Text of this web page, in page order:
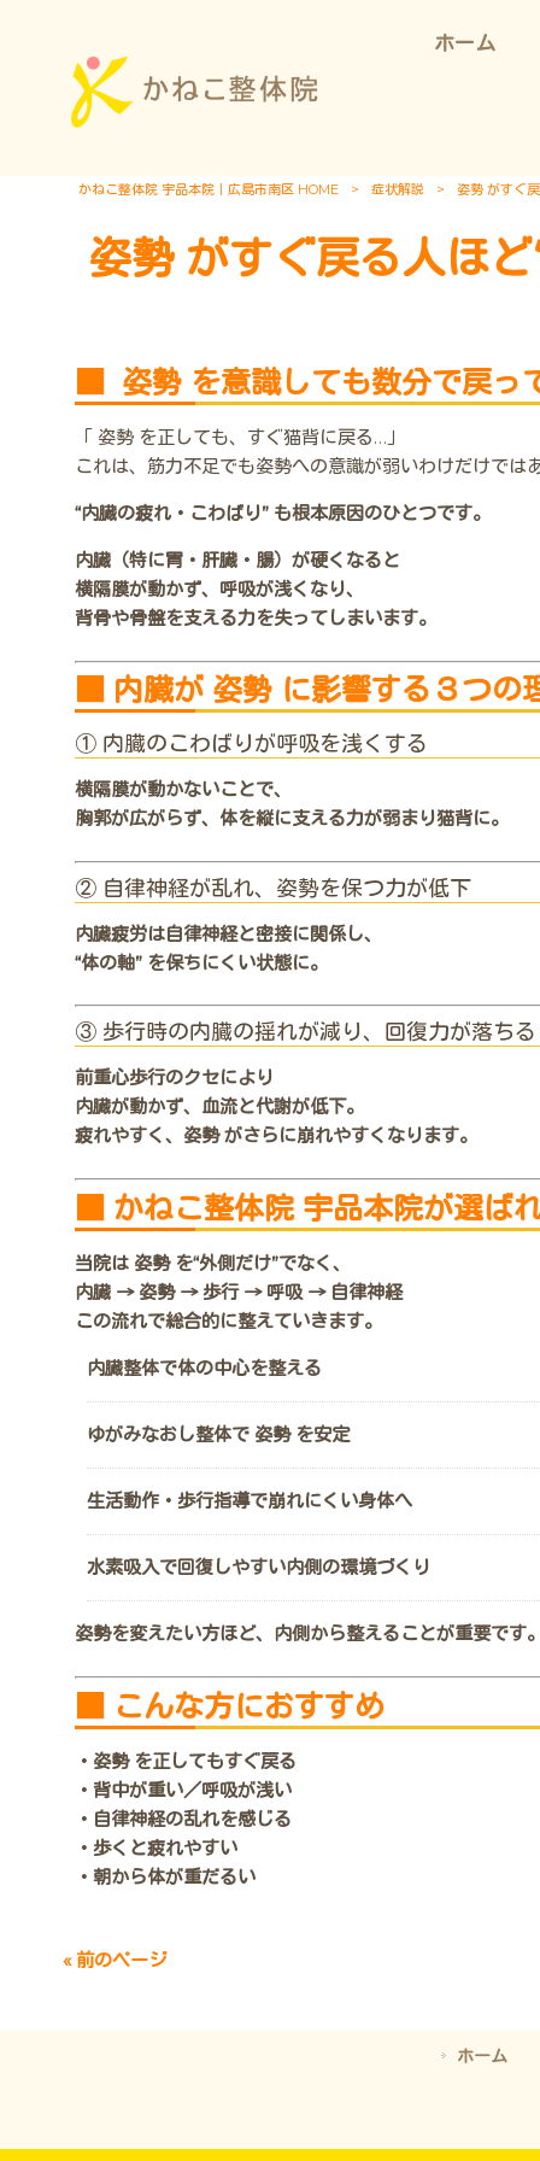
ホーム
かねこ整体院 宇品本院｜広島市南区 HOME > 症状解説 > 姿勢 がすぐ
姿勢 がすぐ戻る人ほ
■ 姿勢 を意識しても数分で戻っ
「 姿勢 を正しても、すぐ猫背に戻る…」
これは、筋力不足でも姿勢への意識が弱いわけだけでは
“内臓の疲れ・こわばり” も根本原因のひとつです。
内臓（特に胃・肝臓・腸）が硬くなると
横隔膜が動かず、呼吸が浅くなり、
背骨や骨盤を支える力を失ってしまいます。
■ 内臓が 姿勢 に影響する３つの
① 内臓のこわばりが呼吸を浅くする
横隔膜が動かないことで、
胸郭が広がらず、体を縦に支える力が弱まり猫背に。
② 自律神経が乱れ、姿勢を保つ力が低下
内臓疲労は自律神経と密接に関係し、
“体の軸” を保ちにくい状態に。
③ 歩行時の内臓の揺れが減り、回復力が落ちる
前重心歩行のクセにより
内臓が動かず、血流と代謝が低下。
疲れやすく、姿勢 がさらに崩れやすくなります。
■ かねこ整体院 宇品本院が選ば
当院は 姿勢 を“外側だけ”でなく、
内臓 → 姿勢 → 歩行 → 呼吸 → 自律神経
この流れで総合的に整えていきます。
内臓整体で体の中心を整える
ゆがみなおし整体で 姿勢 を安定
生活動作・歩行指導で崩れにくい身体へ
水素吸入で回復しやすい内側の環境づくり
姿勢を変えたい方ほど、内側から整えることが重要です
■ こんな方におすすめ
・姿勢 を正してもすぐ戻る
・背中が重い／呼吸が浅い
・自律神経の乱れを感じる
・歩くと疲れやすい
・朝から体が重だるい
« 前のページ
ホーム